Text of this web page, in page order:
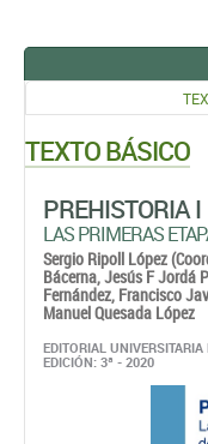
TEXTO BÁSICO
PREHISTORIA I
LAS PRIMERAS
Sergio Ripoll López
Bácerna,Jesús F Jordá
Fernández, Francisco
Manuel Quesada López
EDITORIAL
EDICIÓN: 3ª - 2020